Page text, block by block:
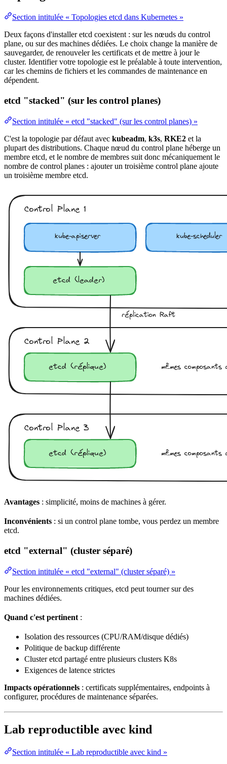
Section intitulée « Topologies etcd dans Kubernetes »
Deux façons d'installer etcd coexistent : sur les nœuds du control
plane, ou sur des machines dédiées. Le choix change la manière de
sauvegarder, de renouveler les certificats et de mettre à jour le
cluster. Identifier votre topologie est le préalable à toute intervention,
car les chemins de fichiers et les commandes de maintenance en
dépendent.
etcd "stacked" (sur les control planes)
Section intitulée « etcd "stacked" (sur les control planes) »
C'est la topologie par défaut avec kubeadm, k3s, RKE2 et la
plupart des distributions. Chaque nœud du control plane héberge un
membre etcd, et le nombre de membres suit donc mécaniquement le
nombre de control planes : ajouter un troisième control plane ajoute
un troisième membre etcd.
Avantages : simplicité, moins de machines à gérer.
Inconvénients : si un control plane tombe, vous perdez un membre
etcd.
etcd "external" (cluster séparé)
Section intitulée « etcd "external" (cluster séparé) »
Pour les environnements critiques, etcd peut tourner sur des
machines dédiées.
Quand c'est pertinent :
Isolation des ressources (CPU/RAM/disque dédiés)
Politique de backup différente
Cluster etcd partagé entre plusieurs clusters K8s
Exigences de latence strictes
Impacts opérationnels : certificats supplémentaires, endpoints à
configurer, procédures de maintenance séparées.
Lab reproductible avec kind
Section intitulée « Lab reproductible avec kind »